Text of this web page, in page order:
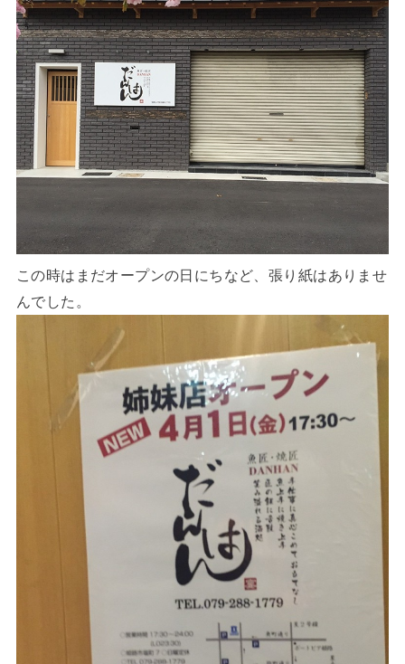
この時はまだオープンの日にちなど、張り紙はありませ
んでした。